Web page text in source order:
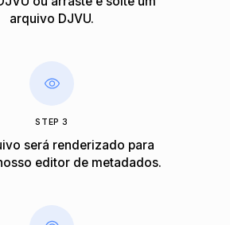
arquivo DJVU.
STEP 3
será renderizado para
editor de metadados.